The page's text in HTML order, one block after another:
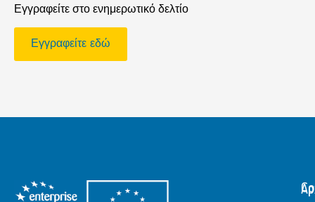
Εγγραφείτε στο ενημερωτικό δελτίο
Εγγραφείτε εδώ